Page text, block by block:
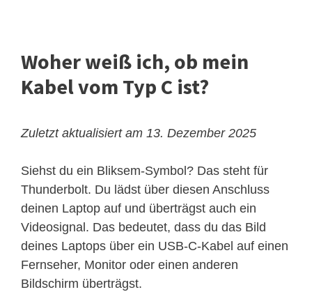
Woher weiß ich, ob mein
Kabel vom Typ C ist?
Zuletzt aktualisiert am 13. Dezember 2025
Siehst du ein Bliksem-Symbol? Das steht für
Thunderbolt. Du lädst über diesen Anschluss
deinen Laptop auf und überträgst auch ein
Videosignal. Das bedeutet, dass du das Bild
deines Laptops über ein USB-C-Kabel auf einen
Fernseher, Monitor oder einen anderen
Bildschirm überträgst.